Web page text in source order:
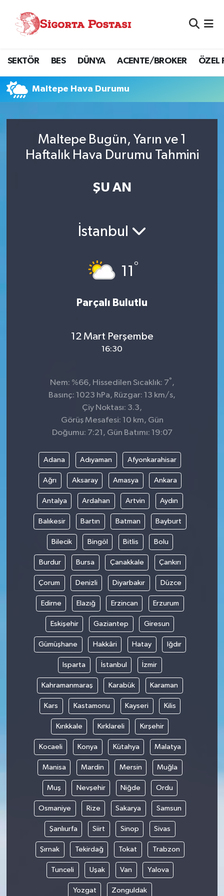
SEKTÖR BES DÜNYA ACENTE/BROKER ÖZEL
Maltepe Hava Durumu
Maltepe Bugün, Yarın ve 1
Haftalık Hava Durumu Tahmini
ŞU AN
İstanbul
11 °
Parçalı Bulutlu
12 Mart Perşembe
16:30
Nem: %66, Hissedilen Sıcaklık: 7° ,
Basınç: 1023 hPa, Rüzgar: 13 km/s,
Çiy Noktası: 3.3,
Görüş Mesafesi: 10 km, Gün
Doğumu: 7:21, Gün Batımı: 19:07
Adana Adıyaman Afyonkarahisar
Ağrı Aksaray Amasya Ankara
Antalya Ardahan Artvin Aydın
Balıkesir Bartın Batman Bayburt
Bilecik Bingöl Bitlis Bolu
Burdur Bursa Çanakkale Çankırı
Çorum Denizli Diyarbakır Düzce
Edirne Elazığ Erzincan Erzurum
Eskişehir Gaziantep Giresun
Gümüşhane Hakkâri Hatay Iğdır
Isparta İstanbul İzmir
Kahramanmaraş Karabük Karaman
Kars Kastamonu Kayseri Kilis
Kırıkkale Kırklareli Kırşehir
Kocaeli Konya Kütahya Malatya
Manisa Mardin Mersin Muğla
Muş Nevşehir Niğde Ordu
Osmaniye Rize Sakarya Samsun
Şanlıurfa Siirt Sinop Sivas
Şırnak Tekirdağ Tokat Trabzon
Tunceli Uşak Van Yalova
Yozgat Zonguldak
Nöbetçi Eczaneler
Hava Durumu
Namaz Vakitleri
Süper Lig Puan Durumu ve Fikstür
Son Dakika Haberleri